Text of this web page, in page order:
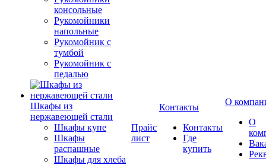
консольные
Рукомойники
напольные
Рукомойник с
тумбой
Рукомойник с
педалью
Шкафы из
нержавеющей стали
Шкафы купе
Шкафы
распашные
Шкафы для хлеба
Прайс
лист
Контакты
Контакты
Где
купить
О
О